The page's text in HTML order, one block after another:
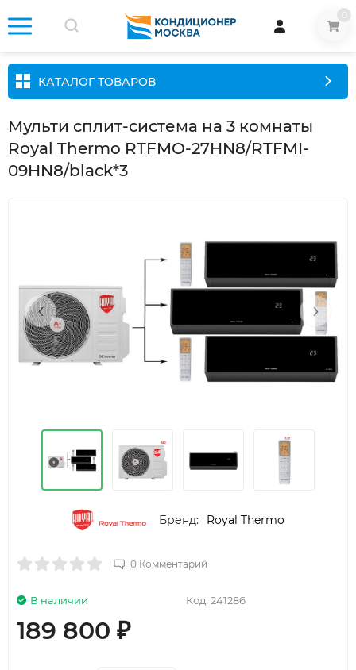
КАТАЛОГ ТОВАРОВ
Мульти сплит-система на 3 комнаты
Royal Thermo RTFMO-27HN8/RTFMI-
09HN8/black*3
‹ ›
Бренд: Royal Thermo
0 Комментарий
Код: 241286
В наличии
189 800 ₽